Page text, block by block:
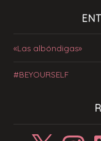
«Las albóndigas»
#BEYOURSELF
Instagram